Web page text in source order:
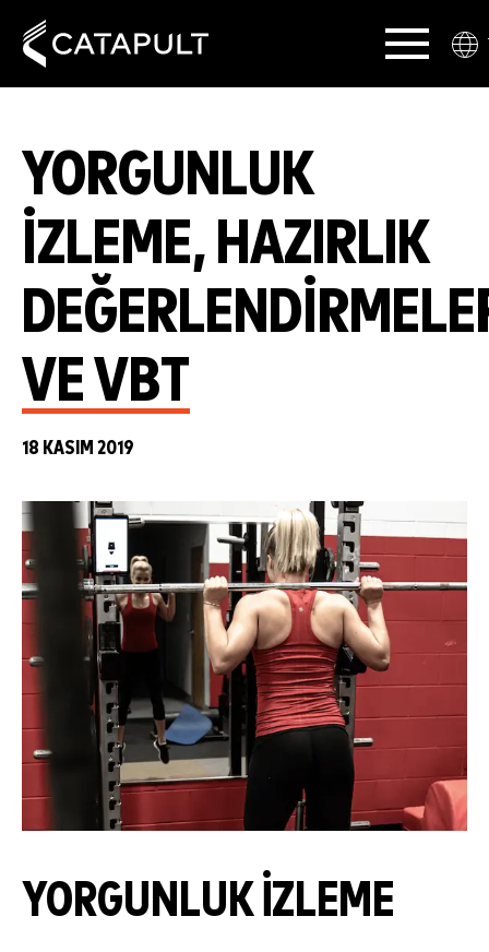
YORGUNLUK
İZLEME, HAZIRLIK
VE VBT
18 KASIM 2019
YORGUNLUK İZLEME